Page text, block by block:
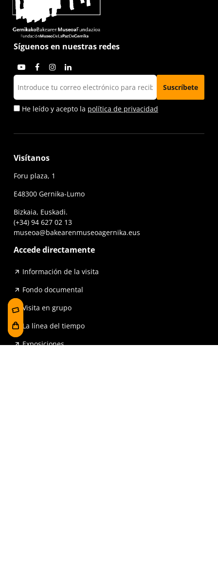
Síguenos en nuestras redes
He leído y acepto la política de privacidad
Visítanos
Foru plaza, 1
E48300 Gernika-Lumo
Bizkaia, Euskadi.
(+34) 94 627 02 13
museoa@bakearenmuseoagernika.eus
Accede directamente
Información de la visita
Fondo documental
Visita en grupo
La línea del tiempo
Exposiciones